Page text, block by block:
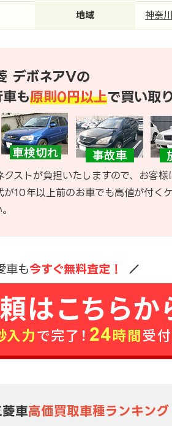
地域 神奈
デボネアVの
も原則0円以上で買い取
ストが負担いたしますので、お客
10年以上前のお車でも高値が付く
車も今すぐ無料査定！
車高価買取車種ランキング